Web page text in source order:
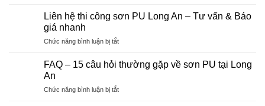
và
thi
Đồng
Công
Sơn
Đồng
Liên hệ thi công sơn PU Long An – Tư vấn & Báo
giá nhanh
Chức năng bình luận bị tắtở
hệ
sơn
FAQ – 15 câu hỏi thường gặp về sơn PU tại Long
An
Chức năng bình luận bị tắtở